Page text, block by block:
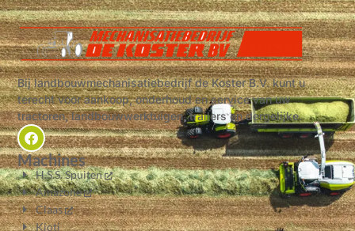
Bij landbouwmechanisatiebedrijf de Koster B.V. kunt u
terecht voor aankoop, onderhoud en service van uw
tractoren, landbouwwerktuigen, trailers en dergelijke.
Machines
H.S.S. Spuiten
Amazone
Claas
Kioti